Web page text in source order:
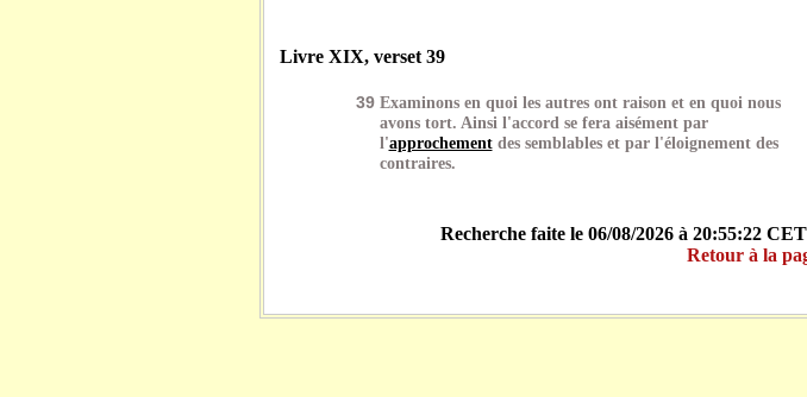
Livre XIX, verset 39
39 Examinons en quoi les autres ont raison et en quoi nous
avons tort. Ainsi l'accord se fera aisément par
l'approchementdes semblables et par l'éloignement des
contraires.
Recherche faite le 06/08/2026 à 20:55:22
Retour à la